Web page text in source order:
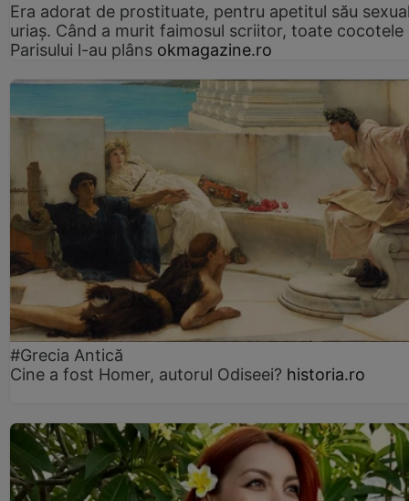
Era adorat de prostituate, pentru apetitul său
uriaș. Când a murit faimosul scriitor, toate cocotele
Parisului l-au plâns okmagazine.ro
#Grecia Antică
Cine a fost Homer, autorul Odiseei? historia.ro